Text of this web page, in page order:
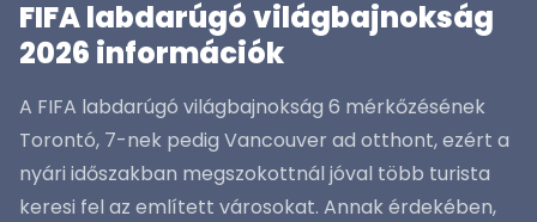
FIFA labdarúgó világbajnokság
2026 információk
A FIFA labdarúgó világbajnokság 6 mérkőzésének
Torontó, 7-nek pedig Vancouver ad otthont, ezért a
nyári időszakban megszokottnál jóval több turista
keresi fel az említett városokat. Annak érdekében,